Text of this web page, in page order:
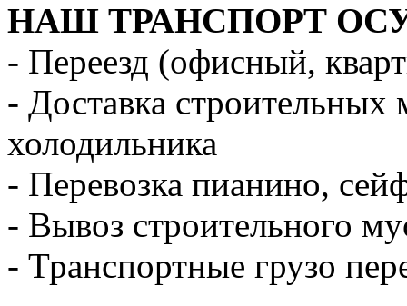
НАШ ТРАНСПОРТ
- Переезд (офисный,
- Доставка
холодильника
- Перевозка пианино,
- Вывоз строительного
- Транспортные грузо